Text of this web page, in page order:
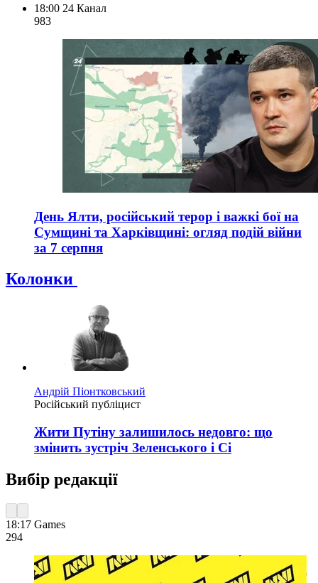
18:00 24 Канал
983
День Ялти, російський терор і важкі бої на
Сумщині та Харківщині: огляд подій війни
за 7 серпня
Колонки
Андрій Піонтковський
Російський публіцист
Жити Путіну залишилось недовго: що
змінить зустріч Зеленського і Сі
Вибір редакції
18:17 Games
294